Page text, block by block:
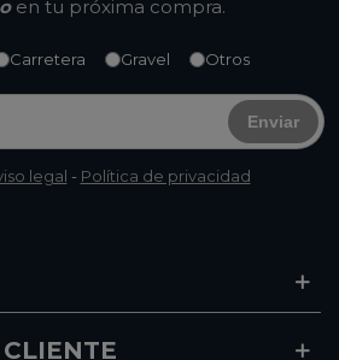
en tu próxima compra.
Carretera Gravel Otros
Enviar
legal - Política de privacidad